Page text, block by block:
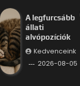
A legfurcsább
állati
alvópozíciók
Kedvenceink
2026-08-05